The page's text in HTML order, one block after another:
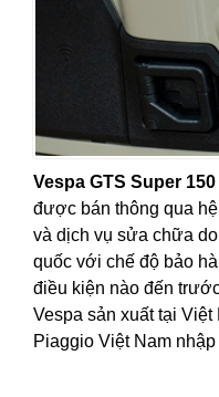
Vespa GTS Super
được bán thông qua
và dịch vụ sửa chữa
quốc với chế độ bảo
điều kiện nào đến
Vespa sản xuất tại
Piaggio Việt Nam nhập